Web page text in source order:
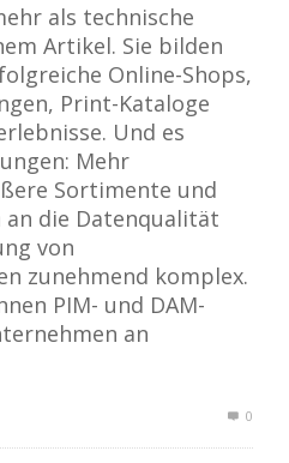
als technische
Artikel. Sie bilden
Online-Shops,
Print-Kataloge
Und es
Mehr
Sortimente und
die Datenqualität
von
zunehmend komplex.
PIM- und DAM-
an
0